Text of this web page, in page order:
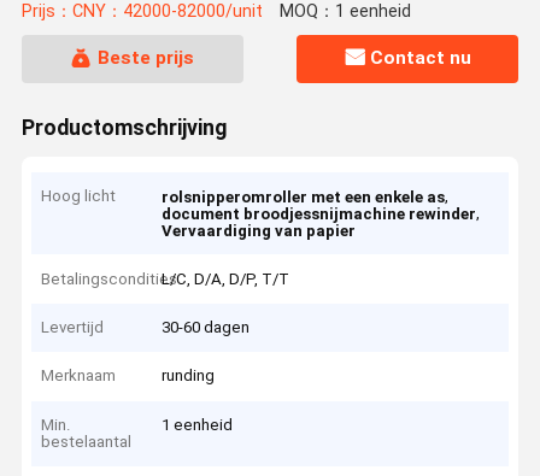
Prijs：CNY：42000-82000/unit MOQ：1 eenheid
Beste prijs Contact nu
Productomschrijving
Hoog licht rolsnipperomroller met een enkele as,
document broodjessnijmachine rewinder,
Vervaardiging van papier
BetalingsconditiesL/C, D/A, D/P, T/T
Levertijd 30-60 dagen
Merknaam runding
Min.
bestelaantal
1 eenheid